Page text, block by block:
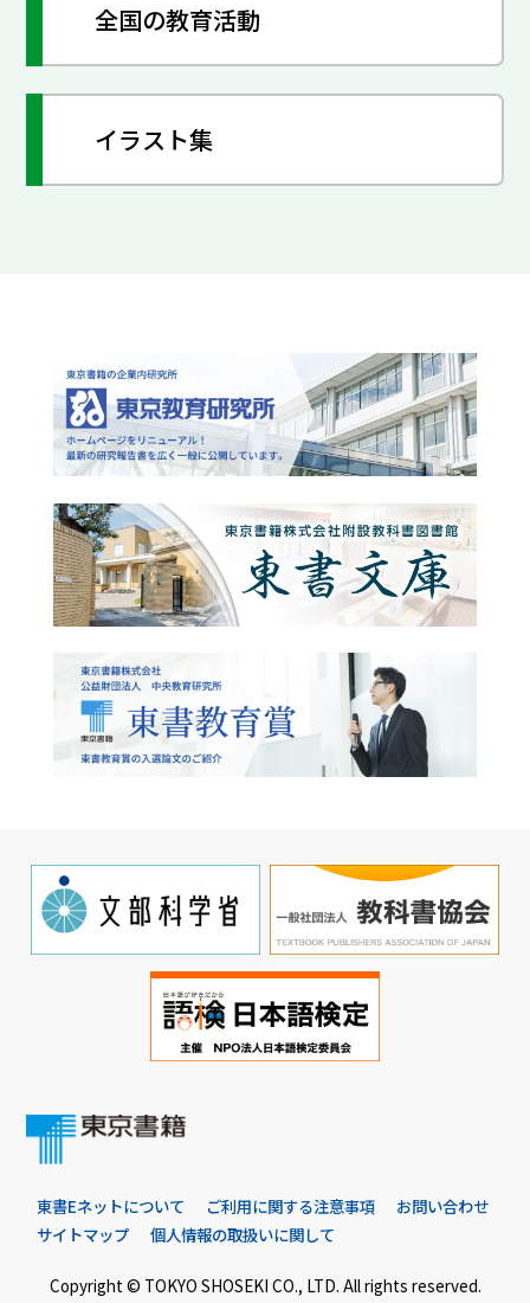
全国の教育活動
イラスト集
東書Eネットについて ご利用に関する注意事項
お問い合わせ
サイトマップ
個人情報の取扱いに関して
Copyright © TOKYO SHOSEKI CO., LTD. All rights reserved.